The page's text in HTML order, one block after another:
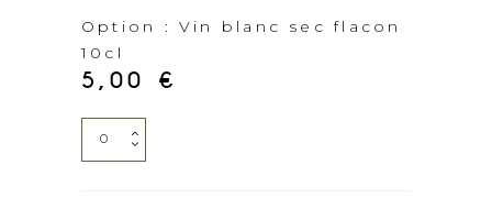
Option : Vin blanc sec flacon
10cl
5,00 €
Option
: